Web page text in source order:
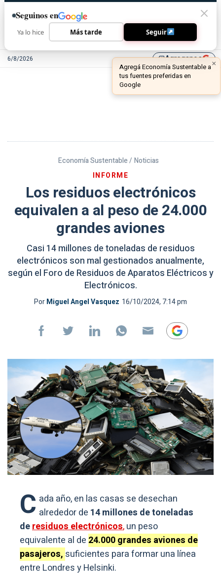
6/8/2026 library_addAgreganos
Economía Sustentable / Noticias
INFORME
Los residuos electrónicos
equivalen a al peso de 24.000
grandes aviones
Casi 14 millones de toneladas de residuos
electrónicos son mal gestionados anualmente,
según el Foro de Residuos de Aparatos Eléctricos y
Electrónicos.
PorMiguel Angel Vasquez 16/10/2024, 7:14 pm
C ada año, en las casas se desechan
alrededor de 14 millones de toneladas
deresiduos electrónicos,un peso
equivalente al de 24.000 grandes aviones de
pasajeros, suficientes para formar una línea
entre Londres y Helsinki.
Seguinos en
Ya lo hice Más tarde Seguir